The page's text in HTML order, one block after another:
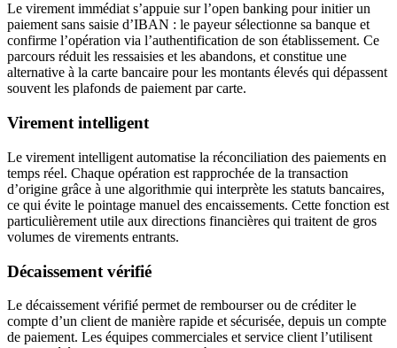
Le virement immédiat s’appuie sur l’open banking pour initier un
paiement sans saisie d’IBAN : le payeur sélectionne sa banque et
confirme l’opération via l’authentification de son établissement. Ce
parcours réduit les ressaisies et les abandons, et constitue une
alternative à la carte bancaire pour les montants élevés qui dépassent
souvent les plafonds de paiement par carte.
Virement intelligent
Le virement intelligent automatise la réconciliation des paiements en
temps réel. Chaque opération est rapprochée de la transaction
d’origine grâce à une algorithmie qui interprète les statuts bancaires,
ce qui évite le pointage manuel des encaissements. Cette fonction est
particulièrement utile aux directions financières qui traitent de gros
volumes de virements entrants.
Décaissement vérifié
Le décaissement vérifié permet de rembourser ou de créditer le
compte d’un client de manière rapide et sécurisée, depuis un compte
de paiement. Les équipes commerciales et service client l’utilisent